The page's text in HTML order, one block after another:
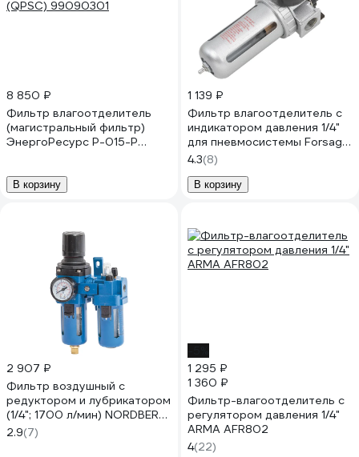
8 850 ₽
Фильтр влагоотделитель
(магистральный фильтр)
ЭнергоРесурс Р-015-Р
В корзину
1 139 ₽
Фильтр влагоотделитель с
индикатором давления 1/4"
для пневмосистемы Forsage
F-AFR802(47048)
4.3(8)
В корзину
2 907 ₽
Фильтр воздушный с
редуктором и лубрикатором
(1/4"; 1700 л/мин) NORDBERG
NP8412
2.9(7)
1 295 ₽
1 360 ₽
Фильтр-влагоотделитель с
регулятором давления 1/4"
ARMA AFR802
4(22)